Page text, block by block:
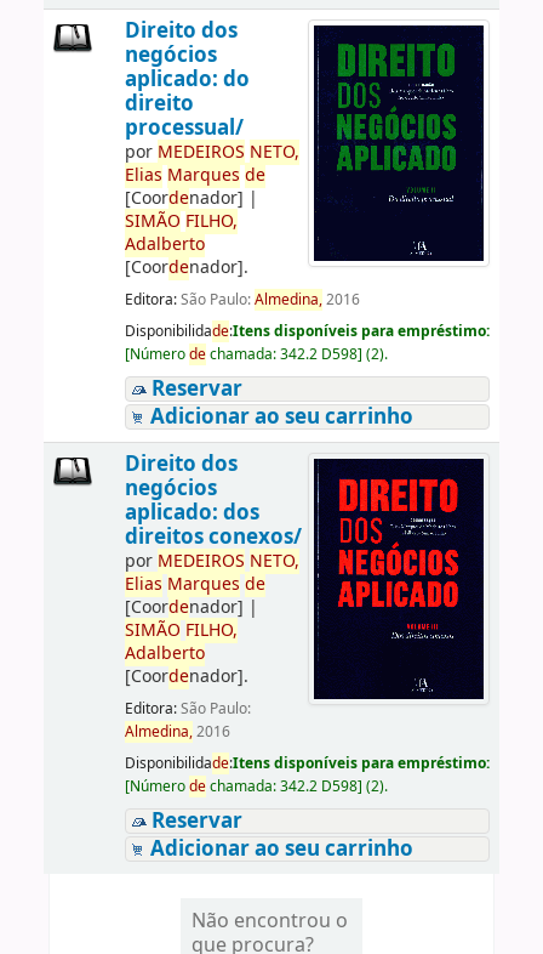
Direito dos
negócios
aplicado: do
direito
processual/
por MEDEIROS NETO,
Elias Marques de
[Coordenador] |
SIMÃO FILHO,
Adalberto
[Coordenador].
Editora:São Paulo:Almedina,2016
Disponibilidade:Itens disponíveis para empréstimo:
[Númerodechamada:342.2 D598] (2).
Reservar
Adicionar ao seu carrinho
Direito dos
negócios
aplicado: dos
direitos conexos/
por MEDEIROS NETO,
Elias Marques de
[Coordenador] |
SIMÃO FILHO,
Adalberto
[Coordenador].
Editora:São Paulo:
Almedina,2016
Disponibilidade:Itens disponíveis para empréstimo:
[Númerodechamada:342.2 D598] (2).
Reservar
Adicionar ao seu carrinho
Não encontrou o
que procura?